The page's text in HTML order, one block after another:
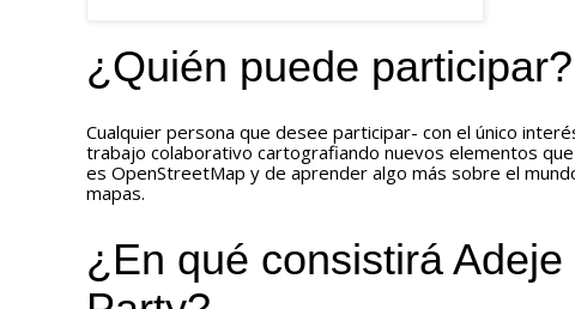
¿Quién puede participar?
Cualquier persona que desee participar- con el único
trabajo colaborativo cartografiando nuevos elementos
es OpenStreetMap y de aprender algo más sobre el
mapas.
¿En qué consistirá Adeje